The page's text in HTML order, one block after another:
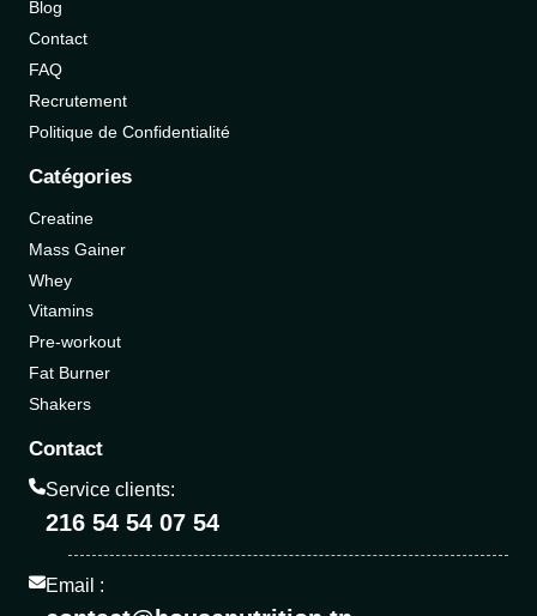
Blog
Contact
FAQ
Recrutement
Politique de Confidentialité
Catégories
Creatine
Mass Gainer
Whey
Vitamins
Pre-workout
Fat Burner
Shakers
Contact
Service clients:
216 54 54 07 54
Email :